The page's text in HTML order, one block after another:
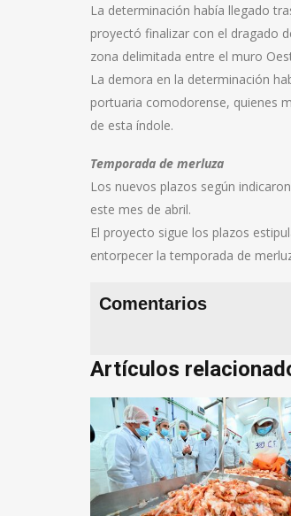
La determinación había llegado
proyectó finalizar con el dragado
zona delimitada entre el muro
La demora en la determinación
portuaria comodorense, quienes
de esta índole.
Temporada de merluza
Los nuevos plazos según
este mes de abril.
El proyecto sigue los plazos
entorpecer la temporada de
Comentarios
Artículos